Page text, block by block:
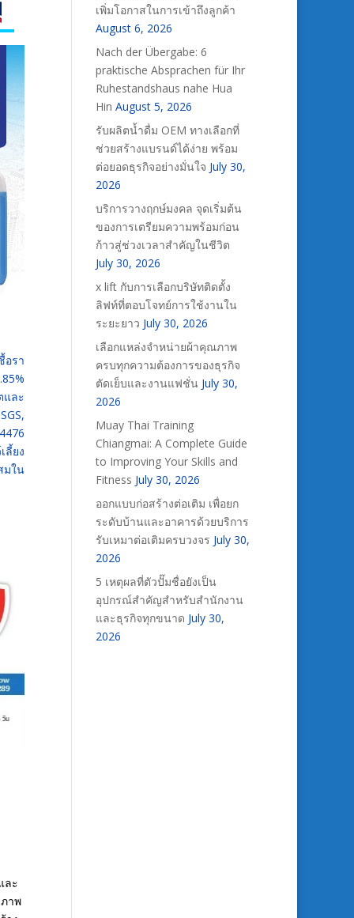
อรา
และ
ลี้ยง
มใน
ละ
าพ
เพิ่มโอกาสในการเข้าถึงลูกค้า
August 6, 2026
Nach der Übergabe: 6
praktische Absprachen für Ihr
Ruhestandshaus nahe Hua
Hin August 5, 2026
รับผลิตน้ำดื่ม OEM ทางเลือกที่
ช่วยสร้างแบรนด์ได้ง่าย พร้อม
ต่อยอดธุรกิจอย่างมั่นใจ July 30,
2026
บริการวางฤกษ์มงคล จุดเริ่มต้น
ของการเตรียมความพร้อมก่อน
ก้าวสู่ช่วงเวลาสำคัญในชีวิต
July 30, 2026
x lift กับการเลือกบริษัทติดตั้ง
ลิฟท์ที่ตอบโจทย์การใช้งานใน
ระยะยาว July 30, 2026
เลือกแหล่งจำหน่ายผ้าคุณภาพ
ครบทุกความต้องการของธุรกิจ
ตัดเย็บและงานแฟชั่น July 30,
2026
Muay Thai Training
Chiangmai: A Complete Guide
to Improving Your Skills and
Fitness July 30, 2026
ออกแบบก่อสร้างต่อเติม เพื่อยก
ระดับบ้านและอาคารด้วยบริการ
รับเหมาต่อเติมครบวงจร July 30,
2026
5 เหตุผลที่ตัวปั๊มชื่อยังเป็น
อุปกรณ์สำคัญสำหรับสำนักงาน
และธุรกิจทุกขนาด July 30,
2026